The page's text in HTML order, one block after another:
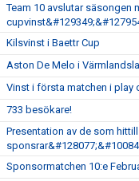
Team 10 avslutar säsongen
Kilsvinst i Baettr Cup
Aston De Melo i
Vinst i första matchen i play
733 besökare!
Presentation av de som
Sponsormatchen 10:e